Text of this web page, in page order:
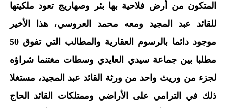
المتكون من أرض فلاحية بها بئر وصهاريج تعود ملكيتها
للقائد عبد المجيد ومعه محمد العروسي، هذا الأخير
موجود دائما بالرسوم العقارية والمطالب التي تفوق 50
مطلبا بين جماعة سيدي العايدي وسطات مغتنما شراؤه
لجزء من وريث واحد من ورثة القائد عبد المجيد، مستغلا
ذلك في الترامي على الأراضي وممتلكات القائد الحاج